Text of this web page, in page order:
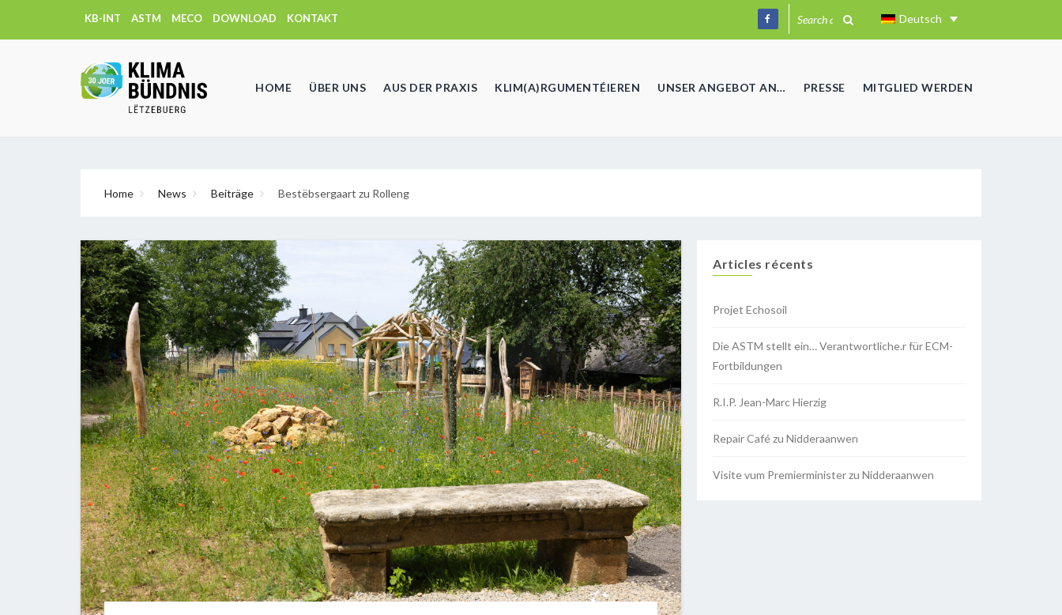
KB-INT ASTM MECO DOWNLOAD KONTAKT Deutsch
HOME ÜBER UNS AUS DER PRAXIS KLIM(A)RGUMENTÉIEREN UNSER ANGEBOT AN… PRESSE MITGLIED WERDEN
Home News Beiträge Bestëbsergaart zu Rolleng
Articles récents
Projet Echosoil
Die ASTM stellt ein… Verantwortliche.r für ECM-
Fortbildungen
R.I.P. Jean-Marc Hierzig
Repair Café zu Nidderaanwen
Visite vum Premierminister zu Nidderaanwen